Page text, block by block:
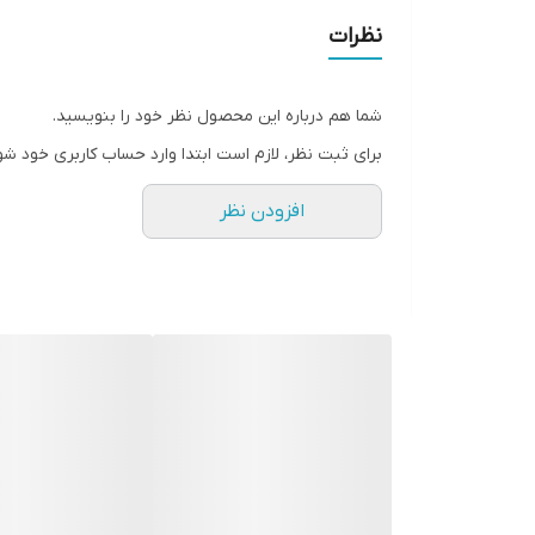
نظرات
شما هم درباره این محصول نظر خود را بنویسید.
برای ثبت نظر، لازم است ابتدا وارد حساب کاربری خود
افزودن نظر